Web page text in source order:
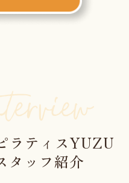
ラティスYUZU
タッフ紹介